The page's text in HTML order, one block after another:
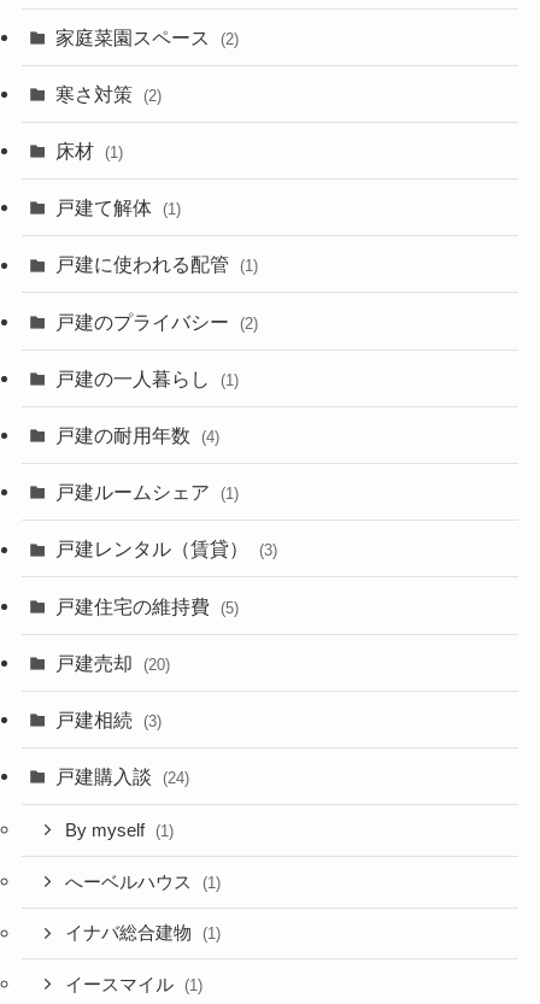
家庭菜園スペース (2)
寒さ対策 (2)
床材 (1)
戸建て解体 (1)
戸建に使われる配管 (1)
戸建のプライバシー (2)
戸建の一人暮らし (1)
戸建の耐用年数 (4)
戸建ルームシェア (1)
戸建レンタル（賃貸） (3)
戸建住宅の維持費 (5)
戸建売却 (20)
戸建相続 (3)
戸建購入談 (24)
By myself (1)
へーベルハウス (1)
イナバ総合建物 (1)
イースマイル (1)